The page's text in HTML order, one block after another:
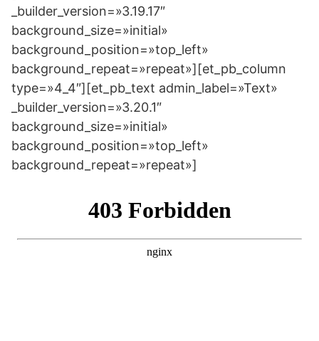
_builder_version=»3.19.17″
background_size=»initial»
background_position=»top_left»
background_repeat=»repeat»][et_pb_column
type=»4_4″][et_pb_text admin_label=»Text»
_builder_version=»3.20.1″
background_size=»initial»
background_position=»top_left»
background_repeat=»repeat»]